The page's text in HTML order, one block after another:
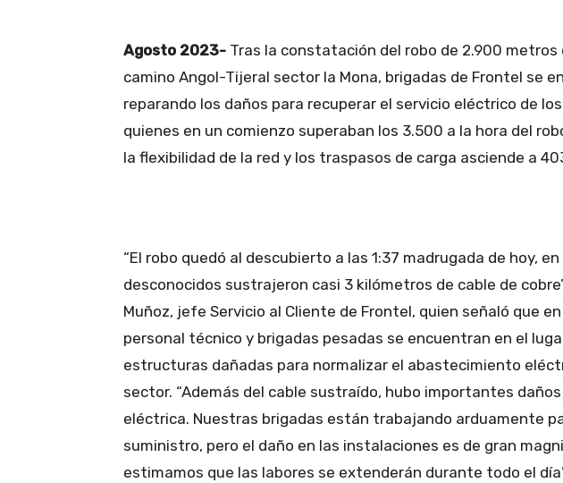
Agosto 2023- Tras la constatación del robo de 2.900 metros
camino Angol-Tijeral sector la Mona, brigadas de Frontel se
reparando los daños para recuperar el servicio eléctrico de
quienes en un comienzo superaban los 3.500 a la hora del
la flexibilidad de la red y los traspasos de carga asciende a
“El robo quedó al descubierto a las 1:37 madrugada de hoy,
desconocidos sustrajeron casi 3 kilómetros de cable de
Muñoz, jefe Servicio al Cliente de Frontel, quien señaló que
personal técnico y brigadas pesadas se encuentran en el
estructuras dañadas para normalizar el abastecimiento
sector. “Además del cable sustraído, hubo importantes
eléctrica. Nuestras brigadas están trabajando arduamente
suministro, pero el daño en las instalaciones es de gran
estimamos que las labores se extenderán durante todo el